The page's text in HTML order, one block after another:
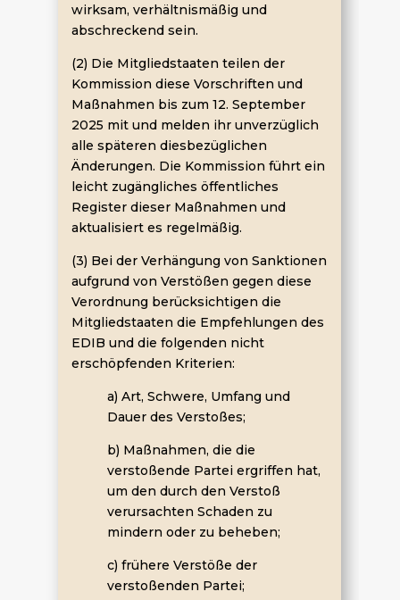
wirksam, verhältnismäßig und
abschreckend sein.
(2) Die Mitgliedstaaten teilen der
Kommission diese Vorschriften und
Maßnahmen bis zum 12. September
2025 mit und melden ihr unverzüglich
alle späteren diesbezüglichen
Änderungen. Die Kommission führt ein
leicht zugängliches öffentliches
Register dieser Maßnahmen und
aktualisiert es regelmäßig.
(3) Bei der Verhängung von Sanktionen
aufgrund von Verstößen gegen diese
Verordnung berücksichtigen die
Mitgliedstaaten die Empfehlungen des
EDIB und die folgenden nicht
erschöpfenden Kriterien:
a) Art, Schwere, Umfang und
Dauer des Verstoßes;
b) Maßnahmen, die die
verstoßende Partei ergriffen hat,
um den durch den Verstoß
verursachten Schaden zu
mindern oder zu beheben;
c) frühere Verstöße der
verstoßenden Partei;